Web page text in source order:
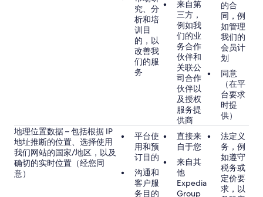
究、分
析和培
训目
的，以
改善我
们的服
务
来自第
三方，
例如我
们的业
务合作
伙伴和
关联公
司合作
伙伴以
及授权
服务提
供商
的合
同，例
如管理
我们的
会员计
划
同意
（在平
台要求
时提
供）
地理位置数据 – 包括根据 IP
地址推断的位置、选择使用
我们网站的国家/地区，以及
确切的实时位置（经您同
意）
平台使
用和预
订目的
沟通和
客户服
务目的
直接来
自于您
来自其
他
Expedia
Group
法定义
务，例
如遵守
税务或
定价要
求，以